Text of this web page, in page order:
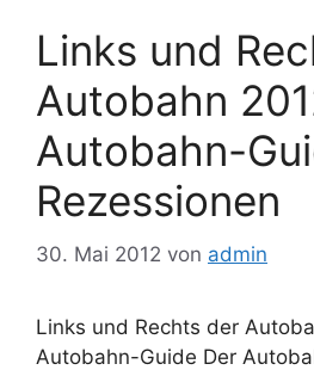
Links und
Autobahn
Autobahn-
Rezessionen
30. Mai 2012 von admin
Links und Rechts der
Autobahn-Guide Der